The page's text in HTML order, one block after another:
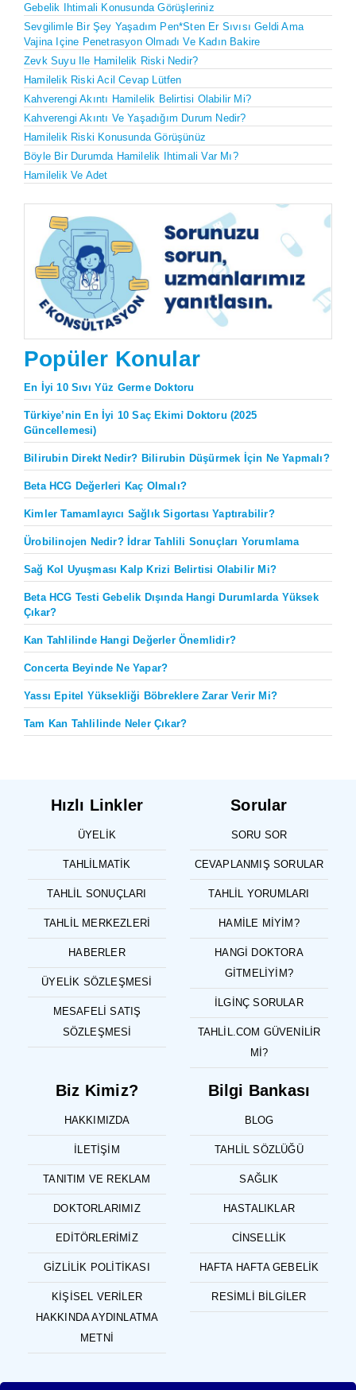
Gebelik Ihtimali Konusunda Görüşleriniz
Sevgilimle Bir Şey Yaşadım Pen*sten Er Sıvısı Geldi Ama
Vajina Içine Penetrasyon Olmadı Ve Kadın Bakire
Zevk Suyu Ile Hamilelik Riski Nedir?
Hamilelik Riski Acil Cevap Lütfen
Kahverengi Akıntı Hamilelik Belirtisi Olabilir Mi?
Kahverengi Akıntı Ve Yaşadığım Durum Nedir?
Hamilelik Riski Konusunda Görüşünüz
Böyle Bir Durumda Hamilelik Ihtimali Var Mı?
Hamilelik Ve Adet
Popüler Konular
En İyi 10 Sıvı Yüz Germe Doktoru
Türkiye’nin En İyi 10 Saç Ekimi Doktoru (2025
Güncellemesi)
Bilirubin Direkt Nedir? Bilirubin Düşürmek İçin Ne Yapmalı?
Beta HCG Değerleri Kaç Olmalı?
Kimler Tamamlayıcı Sağlık Sigortası Yaptırabilir?
Ürobilinojen Nedir? İdrar Tahlili Sonuçları Yorumlama
Sağ Kol Uyuşması Kalp Krizi Belirtisi Olabilir Mi?
Beta HCG Testi Gebelik Dışında Hangi Durumlarda Yüksek
Çıkar?
Kan Tahlilinde Hangi Değerler Önemlidir?
Concerta Beyinde Ne Yapar?
Yassı Epitel Yüksekliği Böbreklere Zarar Verir Mi?
Tam Kan Tahlilinde Neler Çıkar?
Hızlı Linkler
ÜYELIK
TAHLILMATIK
TAHLIL SONUÇLARI
TAHLIL MERKEZLERI
HABERLER
ÜYELIK SÖZLEŞMESI
MESAFELI SATIŞ
SÖZLEŞMESI
Sorular
SORU SOR
CEVAPLANMIŞ SORULAR
TAHLIL YORUMLARI
HAMILE MIYIM?
HANGI DOKTORA
GITMELIYIM?
İLGINÇ SORULAR
TAHLIL.COM GÜVENILIR
MI?
Biz Kimiz?
HAKKIMIZDA
İLETIŞIM
TANITIM VE REKLAM
DOKTORLARIMIZ
EDITÖRLERIMIZ
GIZLILIK POLITIKASI
KIŞISEL VERILER
HAKKINDA AYDINLATMA
METNI
Bilgi Bankası
BLOG
TAHLIL SÖZLÜĞÜ
SAĞLIK
HASTALIKLAR
CINSELLIK
HAFTA HAFTA GEBELIK
RESIMLI BILGILER